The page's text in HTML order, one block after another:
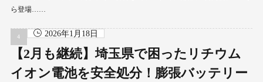
ら登場……
2026年1月18日
【2月も継続】埼玉県で困ったリチウム
イオン電池を安全処分！膨張バッテリー